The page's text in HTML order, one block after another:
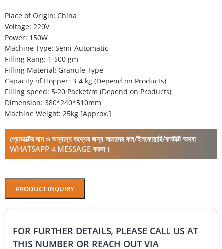
Place of Origin: China
Voltage: 220V
Power: 150W
Machine Type: Semi-Automatic
Filling Rang: 1-500 gm
Filling Material: Granule Type
Capacity of Hopper: 3-4 kg (Depend on Products)
Filling speed: 5-20 Packet/m (Depend on Products)
Dimension: 380*240*510mm
Machine Weight: 25kg [Approx.]
প্রোডাক্টের দাম ও অন্যান্য তথ্যের জন্য আমাদের কল/ইনকোয়ারি/কনটাক্ট অথবা
WHATSAPP এ MESSAGE করুন।
PRODUCT INQUIRY
FOR FURTHER DETAILS, PLEASE CALL US AT
THIS NUMBER OR REACH OUT VIA